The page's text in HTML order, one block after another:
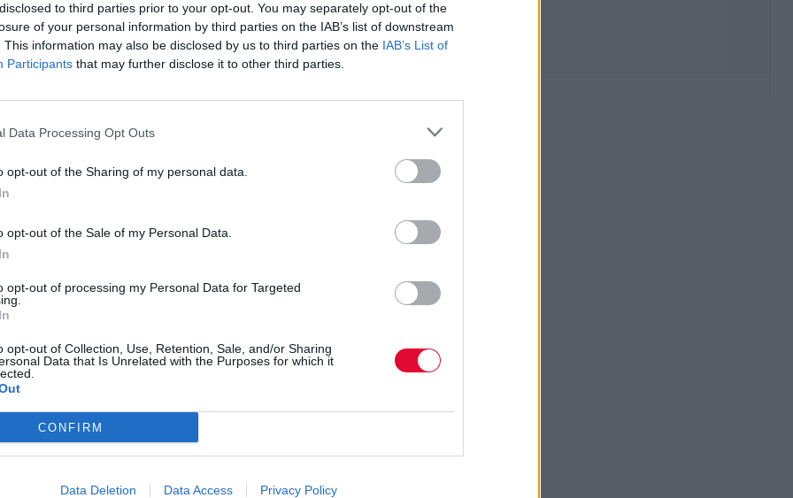
to third parties prior to your opt-out. You may separately opt-out of the
of your personal information by third parties on the IAB’s list of downstream
This information may also be disclosed by us to third parties on the IAB’s List of
Participants that may further disclose it to other third parties.
Data Processing Opt Outs
opt-out of the Sharing of my personal data.
opt-out of the Sale of my Personal Data.
opt-out of processing my Personal Data for Targeted
opt-out of Collection, Use, Retention, Sale, and/or Sharing
Data that Is Unrelated with the Purposes for which it
CONFIRM
Data Deletion Data Access Privacy Policy
Εμφάνιση #
καλοκαιριού